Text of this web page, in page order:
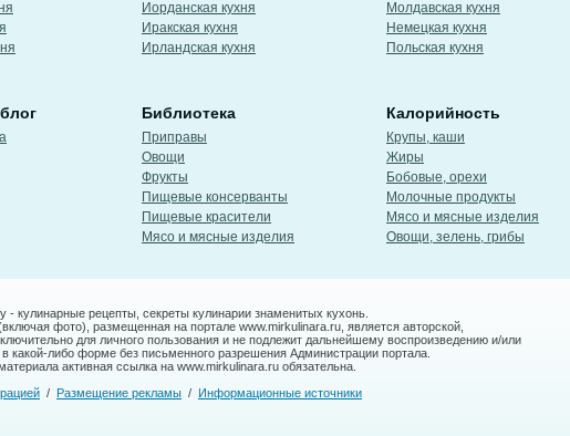
Иорданская кухня
Иракская кухня
Ирландская кухня
Молдавская кухня
Немецкая кухня
Польская кухня
Библиотека
Приправы
Овощи
Фрукты
Пищевые консерванты
Пищевые красители
Мясо и мясные изделия
Калорийность
Крупы, каши
Жиры
Бобовые, орехи
Молочные продукты
Мясо и мясные изделия
Овощи, зелень, грибы
- кулинарные рецепты, секреты кулинарии знаменитых кухонь.
фото), размещенная на портале www.mirkulinara.ru, является авторской,
для личного пользования и не подлежит дальнейшему воспроизведению и/или
какой-либо форме без письменного разрешения Администрации портала.
активная ссылка на www.mirkulinara.ru обязательна.
/ Размещение рекламы / Информационные источники